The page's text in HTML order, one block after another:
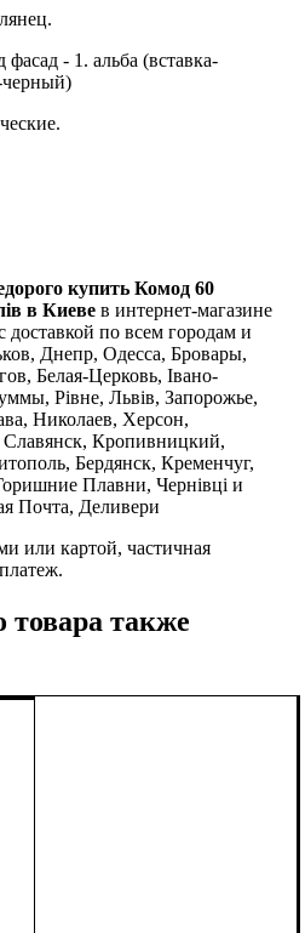
- 1. альба (вставка-
черный)
купить Комод 60
в Киеве в интернет-магазине
доставкой по всем городам и
Днепр, Одесса, Бровары,
Белая-Церковь, Івано-
Рівне, Львів, Запорожье,
Николаев, Херсон,
Кропивницкий,
Бердянск, Кременчуг,
Плавни, Чернівці и
Почта, Деливери
или картой, частичная
товара также